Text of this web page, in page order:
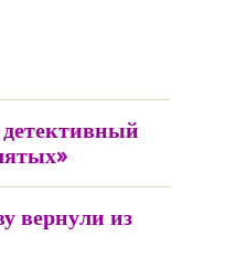
вернули из